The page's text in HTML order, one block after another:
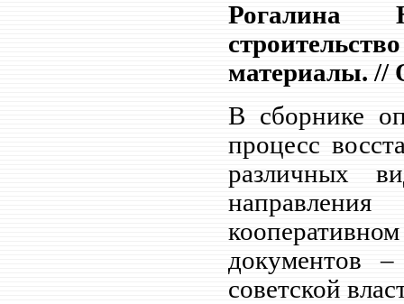
Рогалина
материалы. //
В сборнике
процесс
различных
документов
советской